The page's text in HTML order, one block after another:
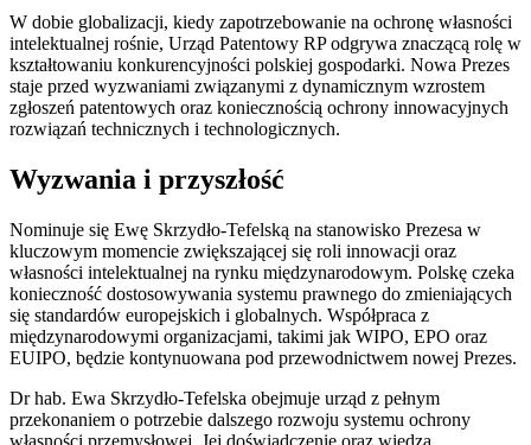
W dobie globalizacji, kiedy zapotrzebowanie na ochronę własności
intelektualnej rośnie, Urząd Patentowy RP odgrywa znaczącą rolę w
kształtowaniu konkurencyjności polskiej gospodarki. Nowa Prezes
staje przed wyzwaniami związanymi z dynamicznym wzrostem
zgłoszeń patentowych oraz koniecznością ochrony innowacyjnych
rozwiązań technicznych i technologicznych.
Wyzwania i przyszłość
Nominuje się Ewę Skrzydło-Tefelską na stanowisko Prezesa w
kluczowym momencie zwiększającej się roli innowacji oraz
własności intelektualnej na rynku międzynarodowym. Polskę czeka
konieczność dostosowywania systemu prawnego do zmieniających
się standardów europejskich i globalnych. Współpraca z
międzynarodowymi organizacjami, takimi jak WIPO, EPO oraz
EUIPO, będzie kontynuowana pod przewodnictwem nowej Prezes.
Dr hab. Ewa Skrzydło-Tefelska obejmuje urząd z pełnym
przekonaniem o potrzebie dalszego rozwoju systemu ochrony
własności przemysłowej. Jej doświadczenie oraz wiedza